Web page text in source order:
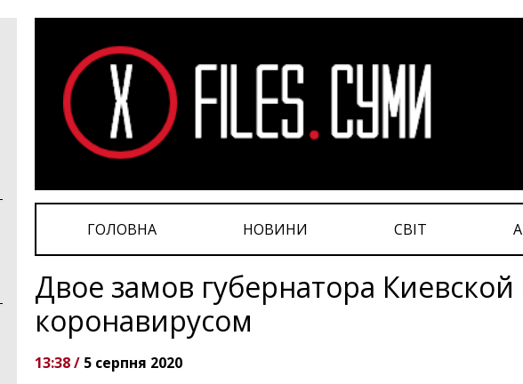
ГОЛОВНА НОВИНИ СВІТ
Двое замов губернатора Киевской
коронавирусом
13:38 / 5 серпня 2020